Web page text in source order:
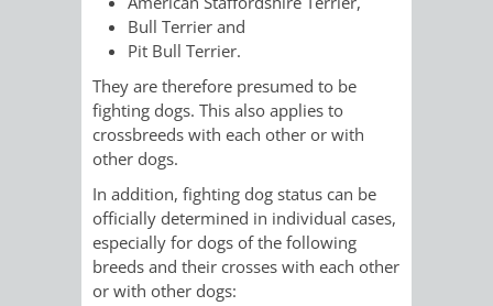
HILFE
MENSCHEN
MIT
BEHINDERUNG
MENSCHEN
MIT
MIGRANTEN
/
BAUHERREN
BAUHERRENBERATUNG
GRUNDSTÜCKSWERTERMITTLUNG
/
SITZUNGSUNTERLAGEN
AUSSCHÜSSE
Bull Terrier and
Pit Bull Terrier.
They are therefore presumed to be
fighting dogs. This also applies to
crossbreeds with each other or with
other dogs.
In addition, fighting dog status can be
officially determined in individual cases,
especially for dogs of the following
breeds and their crosses with each other
or with other dogs: